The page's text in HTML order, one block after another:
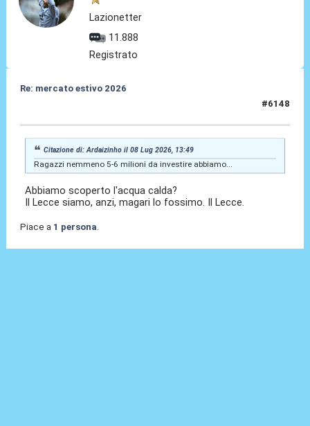
Lazionetter
11.888
Registrato
Re: mercato estivo 2026
#6148
Citazione di: Ardaizinho il 08 Lug 2026, 13:49
Ragazzi nemmeno 5-6 milioni da investire abbiamo...
Abbiamo scoperto l'acqua calda?
Il Lecce siamo, anzi, magari lo fossimo. Il Lecce.
Piace a 1 persona